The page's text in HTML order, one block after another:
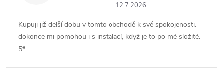
12.7.2026
Kupuji již delší dobu v tomto obchodě k své spokojenosti.
dokonce mi pomohou i s instalací, když je to po mě složité.
5*